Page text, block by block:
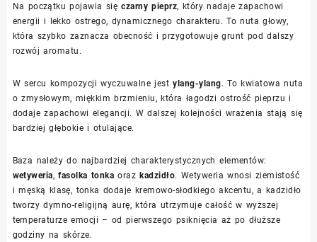
Na początku pojawia sięczarny pieprz, który nadaje zapachowi
energii i lekko ostrego, dynamicznego charakteru. To nuta głowy,
która szybko zaznacza obecność i przygotowuje grunt pod dalszy
rozwój aromatu.
W sercu kompozycji wyczuwalne jestylang-ylang. To kwiatowa nuta
o zmysłowym, miękkim brzmieniu, która łagodzi ostrość pieprzu i
dodaje zapachowi elegancji. W dalszej kolejności wrażenia stają się
bardziej głębokie i otulające.
Baza należy do najbardziej charakterystycznych elementów:
wetyweria,fasolka tonka orazkadzidło. Wetyweria wnosi ziemistość
i męską klasę, tonka dodaje kremowo-słodkiego akcentu, a kadzidło
tworzy dymno-religijną aurę, która utrzymuje całość w wyższej
temperaturze emocji – od pierwszego psiknięcia aż po dłuższe
godziny na skórze.